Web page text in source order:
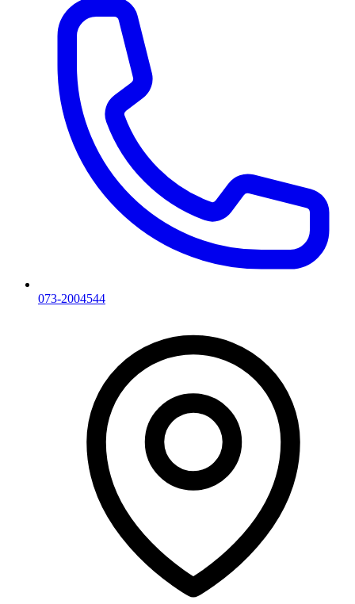
073-2004544